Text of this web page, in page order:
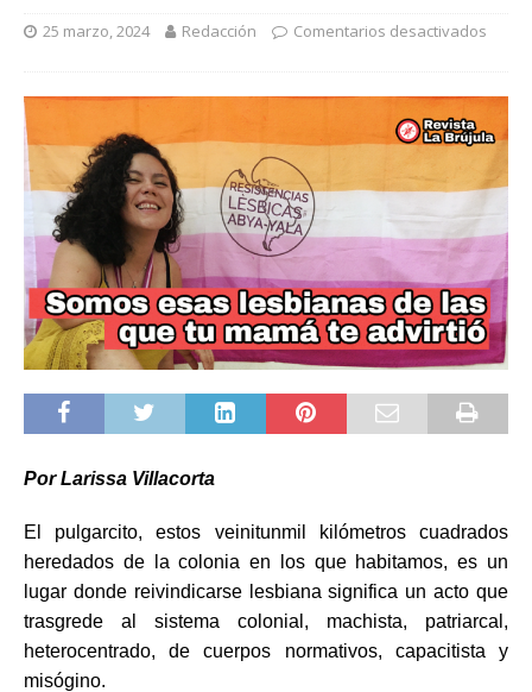
25 marzo, 2024 Redacción Comentarios desactivados
Por Larissa Villacorta
El pulgarcito, estos veinitunmil kilómetros cuadrados
heredados de la colonia en los que habitamos, es un
lugar donde reivindicarse lesbiana significa un acto que
trasgrede al sistema colonial, machista, patriarcal,
heterocentrado, de cuerpos normativos, capacitista y
misógino.